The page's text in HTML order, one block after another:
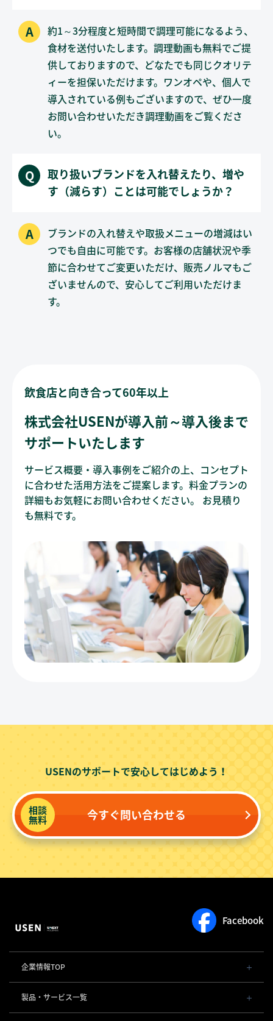
約1～3分程度と短時間で調理可能になるよう、
食材を送付いたします。調理動画も無料でご提
供しておりますので、どなたでも同じクオリテ
ィーを担保いただけます。ワンオペや、個人で
導入されている例もございますので、ぜひ一度
お問い合わせいただき調理動画をご覧くださ
い。
取り扱いブランドを入れ替えたり、増や
す（減らす）ことは可能でしょうか？
ブランドの入れ替えや取扱メニューの増減はい
つでも自由に可能です。お客様の店舗状況や季
節に合わせてご変更いただけ、販売ノルマもご
ざいませんので、安心してご利用いただけま
す。
飲食店と向き合って60年以上
株式会社USENが導入前～導入後まで
サポートいたします
サービス概要・導入事例をご紹介の上、コンセプト
に合わせた活用方法をご提案します。料金プランの
詳細もお気軽にお問い合わせください。 お見積り
も無料です。
USENのサポートで安心してはじめよう！
相談
無料 今すぐ問い合わせる
Facebook
企業情報TOP
会社概要・役員一覧
製品・サービス一覧